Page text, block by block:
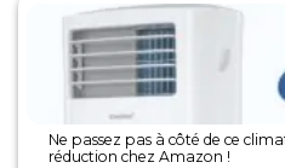
Ne passez pas à côté de ce
réduction chez Amazon !